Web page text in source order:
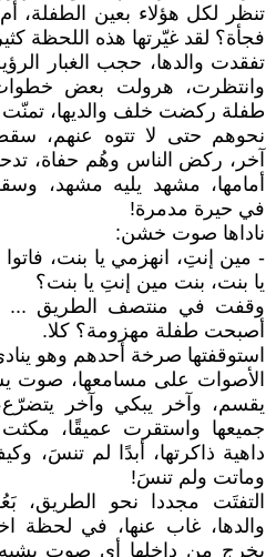
تنظر لكل هؤلاء بعين الطفلة،
فجأة؟ لقد غيّرتها هذه اللحظة
تفقدت والدها، حجب الغبار
وانتظرت، هرولت بعض
طفلة ركضت خلف والديها،
نحوهم حتى لا تتوه عنهم،
آخر، ركض الناس وهُم حفاة،
أمامها، مشهد يليه مشهد،
في حيرة مدمرة!
ناداها صوت خشن:
- مين إنتِ، انهزمي يا بنت، فاتوا
يا بنت، بنت مين إنتِ يا بنت؟
وقفت في منتصف الطريق
أصبحت طفلة مهزومة؟ كلا.
استوقفتها صرخة أحدهم وهو
الأصوات على مسامعها، صوت
يقسم، وآخر يبكي وآخر
جميعها واستقرت عميقًا،
داهية ذاكرتها، أبدًا لم تنسَ،
وماتت ولم تنسَ!
التفتَت مجددا نحو الطريق،
والدها، غاب عنها، في لحظة
يخرج من داخلها أي صوت يشبه